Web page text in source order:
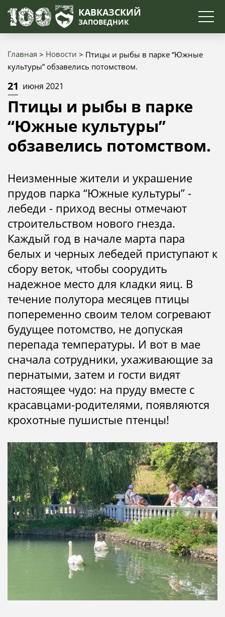
КАВКАЗСКИЙ
ЗАПОВЕДНИК
Поиск
Строка
навигации
Главная Новости
Птицы и рыбы в парке “Южные
культуры” обзавелись потомством.
21 июня 2021
Птицы и рыбы в парке
“Южные культуры”
обзавелись потомством.
Неизменные жители и украшение
прудов парка “Южные культуры” -
лебеди - приход весны отмечают
строительством нового гнезда.
Каждый год в начале марта пара
белых и черных лебедей приступают к
сбору веток, чтобы соорудить
надежное место для кладки яиц. В
течение полутора месяцев птицы
попеременно своим телом согревают
будущее потомство, не допуская
перепада температуры. И вот в мае
сначала сотрудники, ухаживающие за
пернатыми, затем и гости видят
настоящее чудо: на пруду вместе с
красавцами-родителями, появляются
крохотные пушистые птенцы!